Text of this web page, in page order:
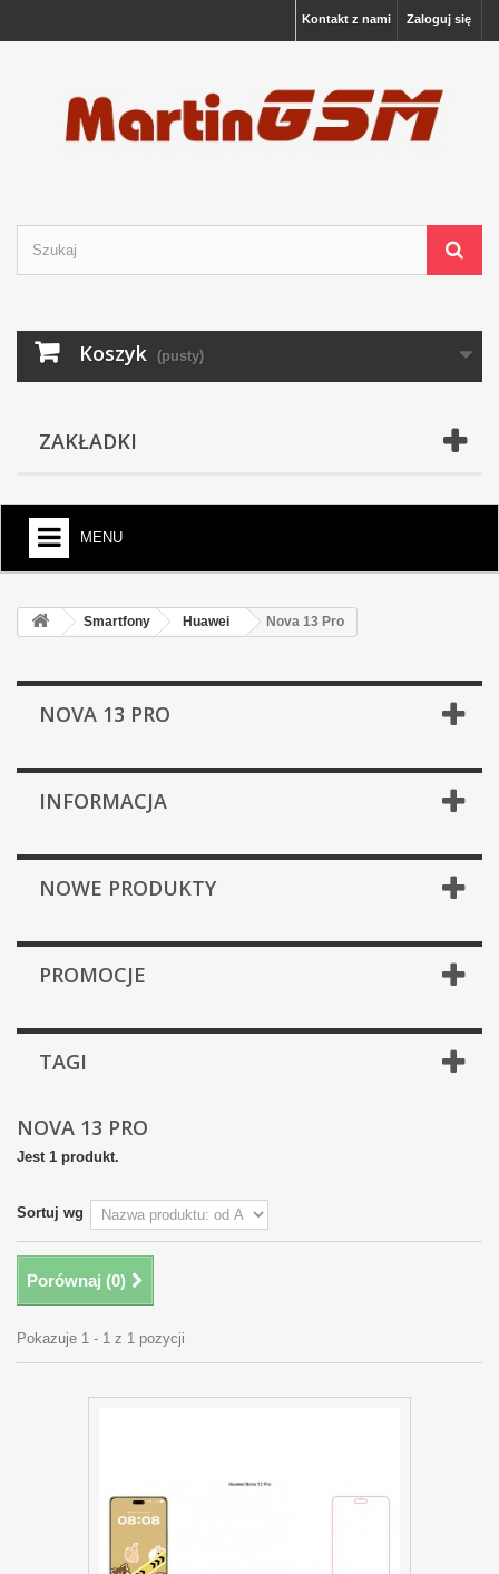
Zaloguj się
Kontakt z nami
Koszyk (pusty)
ZAKŁADKI
MENU
Smartfony Huawei Nova 13 Pro
NOVA 13 PRO
INFORMACJA
NOWE PRODUKTY
PROMOCJE
TAGI
NOVA 13 PRO
Jest 1 produkt.
Sortuj wg
Porównaj (0)
Pokazuje 1 - 1 z 1 pozycji